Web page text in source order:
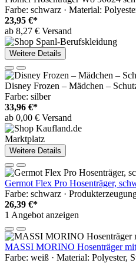
Farbe: schwarz · Material:
23,95 €*
ab 8,27 € Versand
Weitere Details
Disney Frozen – Mädchen –
Farbe: silber
33,96 €*
ab 0,00 € Versand
Marktplatz
Weitere Details
Germot Flex Pro Hosenträger,
Farbe: schwarz ·
26,39 €*
1 Angebot anzeigen
MASSI MORINO Hosenträger
Farbe: weiß · Material: Polyester,